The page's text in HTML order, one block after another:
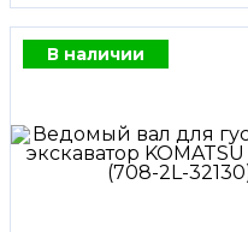
В наличии